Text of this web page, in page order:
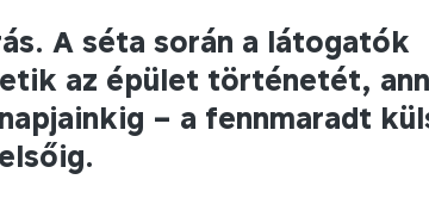
A séta során a látogatók
az épület történetét,
– a fennmaradt